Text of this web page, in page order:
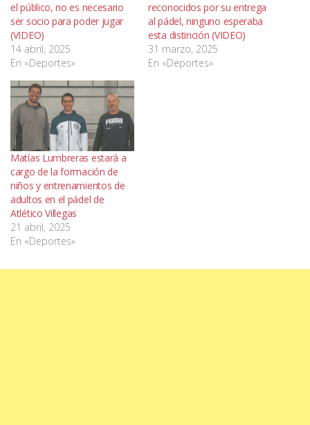
el público, no es necesario
ser socio para poder jugar
(VIDEO)
14 abril, 2025
En «Deportes»
reconocidos por su entrega
al pádel, ninguno esperaba
esta distinción (VIDEO)
31 marzo, 2025
En «Deportes»
Matías Lumbreras estará a
cargo de la formación de
niños y entrenamientos de
adultos en el pádel de
Atlético Villegas
21 abril, 2025
En «Deportes»